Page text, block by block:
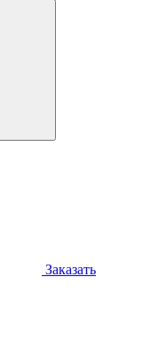
Заказать